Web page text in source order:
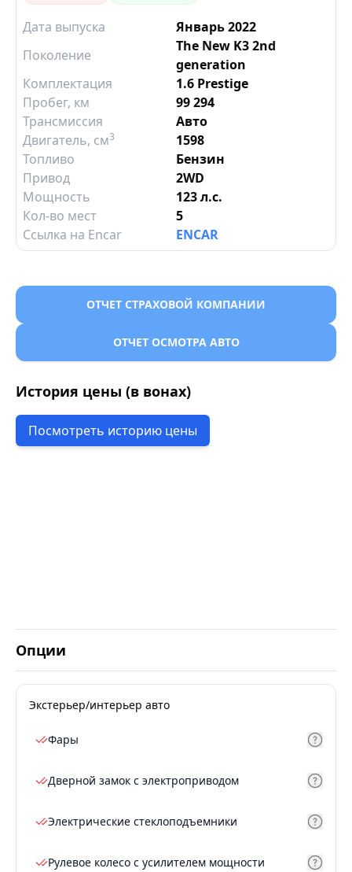
Дата выпуска
Январь 2022
Поколение
The New K3 2nd
generation
Комплектация
1.6 Prestige
Пробег, км
99 294
Трансмиссия
Авто
Двигатель, см3
1598
Топливо
Бензин
Привод
2WD
Мощность
123 л.с.
Кол-во мест
5
Ссылка на Encar
ENCAR
ОТЧЕТ СТРАХОВОЙ КОМПАНИИ
ОТЧЕТ ОСМОТРА АВТО
История цены (в вонах)
Посмотреть историю цены
Опции
Экстерьер/интерьер авто
Фары
Дверной замок с электроприводом
Электрические стеклоподъемники
Рулевое колесо с усилителем мощности